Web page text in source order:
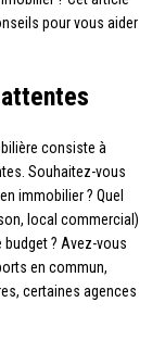
pour vous aider
consiste à
Souhaitez-vous
immobilier ? Quel
local commercial)
budget ? Avez-vous
en commun,
certaines agences